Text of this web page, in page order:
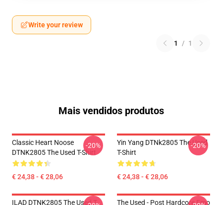
Write your review
1 / 1
Mais vendidos produtos
Classic Heart Noose
DTNK2805 The Used T-Shirt
€ 24,38 - € 28,06
-20%
Yin Yang DTNk2805 The Used
T-Shirt
€ 24,38 - € 28,06
-20%
ILAD DTNK2805 The Used T-
The Used - Post Hardcore Emo